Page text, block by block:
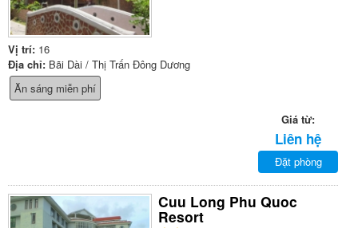
Vị trí: 16
Địa chỉ: Bãi Dài / Thị Trấn Đông Dương
Ăn sáng miễn phí
Giá từ:
Liên hệ
Đặt phòng
Cuu Long Phu Quoc
Resort